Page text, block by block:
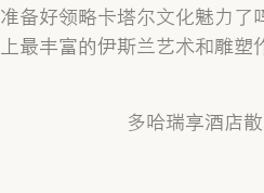
准备好领略卡塔尔文化魅力
上最丰富的伊斯兰艺术和雕
多哈瑞享酒店